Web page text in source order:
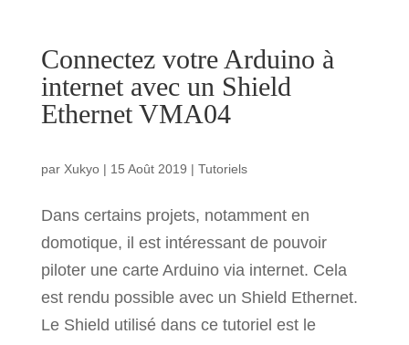
Connectez votre Arduino à
internet avec un Shield
Ethernet VMA04
par Xukyo| 15 Août 2019 | Tutoriels
Dans certains projets, notamment en
domotique, il est intéressant de pouvoir
piloter une carte Arduino via internet. Cela
est rendu possible avec un Shield Ethernet.
Le Shield utilisé dans ce tutoriel est le